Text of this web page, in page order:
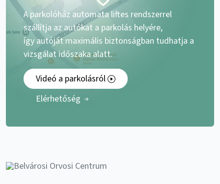
A parkolóház automata liftes rendszerrel
szállítja az autókat a parkolás helyére,
így autóját maximális biztonságban tudhatja a
vizsgálat időszaka alatt.
Videó a parkolásról
Elérhetőség